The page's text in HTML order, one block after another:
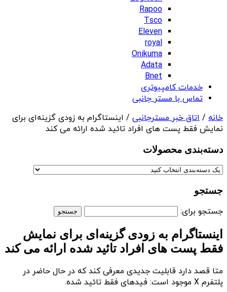
Rapoo
Tsco
Eleven
royal
Onikuma
Adata
Bnet
خدمات کامپیوتری
تماس با مستر جانبی
خانه / اتاق خبر مسترجانبی / اینستاگرام به زودی گزینه‌ای برای
نمایش فقط پست های افراد تائید شده ارائه می کند
دسته‌بندی‌ محصولات
جستجو
جستجو برای:
اینستاگرام به زودی گزینه‌ای برای نمایش
فقط پست های افراد تائید شده ارائه می کند
متا قصد دارد قابلیت جدیدی معرفی کند که در حال حاضر در
پلتفرم X موجود است: فیدهای فقط تائید شده.